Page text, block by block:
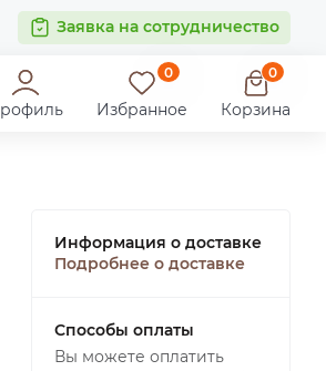
Заявка на сотрудничество
0
Избранное
0
Корзина
Информация о доставке
Подробнее о доставке
Способы оплаты
Вы можете оплатить